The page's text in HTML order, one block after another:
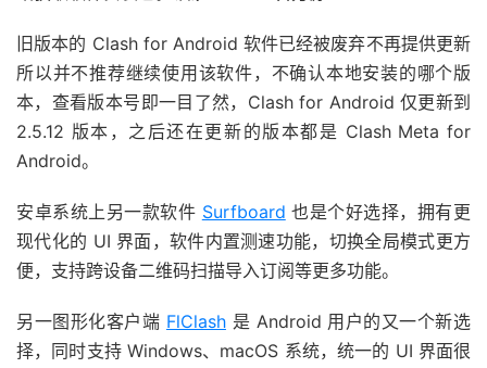
旧版本的 Clash for Android 软件已经被废弃不再提供更新
所以并不推荐继续使用该软件，不确认本地安装的哪个版
本，查看版本号即一目了然，Clash for Android 仅更新到
2.5.12 版本，之后还在更新的版本都是 Clash Meta for
Android。
安卓系统上另一款软件 Surfboard 也是个好选择，拥有更
现代化的 UI 界面，软件内置测速功能，切换全局模式更方
便，支持跨设备二维码扫描导入订阅等更多功能。
另一图形化客户端 FlClash是 Android 用户的又一个新选
择，同时支持 Windows、macOS 系统，统一的 UI 界面很